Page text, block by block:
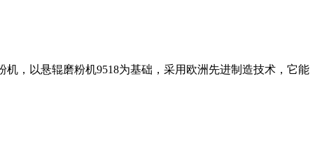
，以悬辊磨粉机9518为基础，采用欧洲先进制造技术，它能